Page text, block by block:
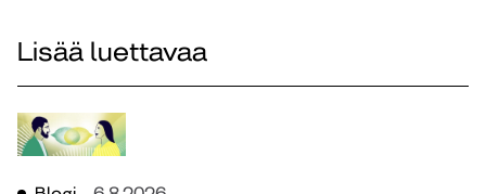
Lisää luettavaa